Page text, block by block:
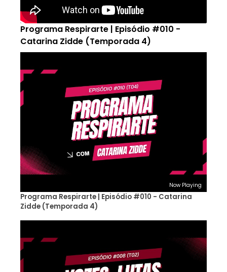
Programa Respirarte | Episódio #010 -
Catarina Zidde (Temporada 4)
Now Playing
Programa Respirarte | Episódio #010 - Catarina
Zidde (Temporada 4)